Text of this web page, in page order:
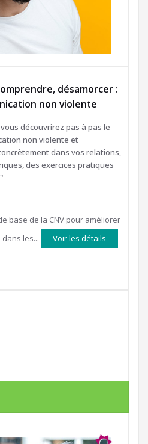
désamorcer :
non violente
découvrirez pas à pas le
non violente et
dans vos relations,
des exercices pratiques
base de la CNV pour améliorer
les...
Voir les détails